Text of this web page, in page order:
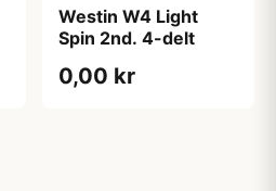
Westin W4 Light
Spin 2nd. 4-delt
0,00 kr